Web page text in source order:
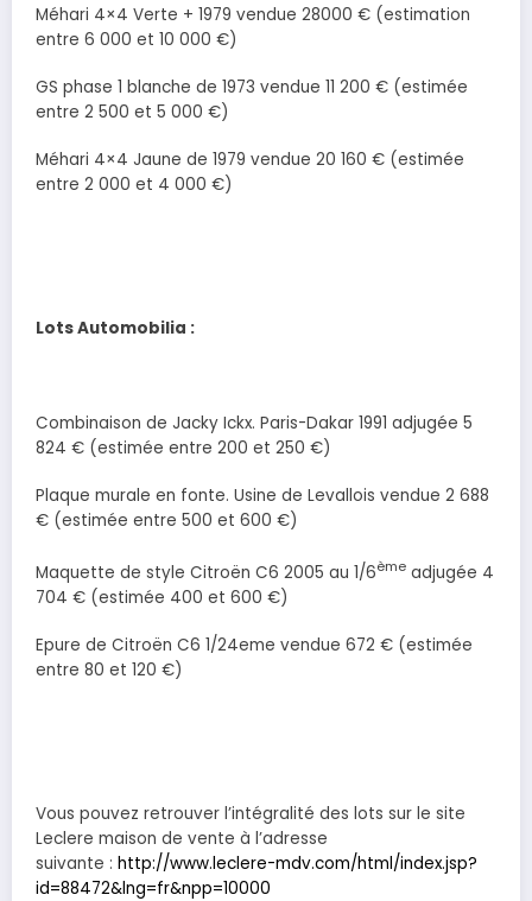
Méhari 4×4 Verte + 1979 vendue 28000 € (estimation
entre 6 000 et 10 000 €)
GS phase 1 blanche de 1973 vendue 11 200 € (estimée
entre 2 500 et 5 000 €)
Méhari 4×4 Jaune de 1979 vendue 20 160 € (estimée
entre 2 000 et 4 000 €)
Lots Automobilia :
Combinaison de Jacky Ickx. Paris-Dakar 1991 adjugée 5
824 € (estimée entre 200 et 250 €)
Plaque murale en fonte. Usine de Levallois vendue 2 688
€ (estimée entre 500 et 600 €)
Maquette de style Citroën C6 2005 au 1/6ème adjugée 4
704 € (estimée 400 et 600 €)
Epure de Citroën C6 1/24eme vendue 672 € (estimée
entre 80 et 120 €)
Vous pouvez retrouver l’intégralité des lots sur le site
Leclere maison de vente à l’adresse
suivante : http://www.leclere-mdv.com/html/index.jsp?
id=88472&lng=fr&npp=10000